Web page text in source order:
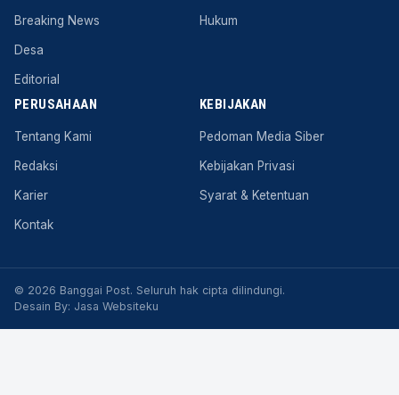
Breaking News
Desa
Editorial
Hukum
PERUSAHAAN
Tentang Kami
Redaksi
Karier
Kontak
KEBIJAKAN
Pedoman Media Siber
Kebijakan Privasi
Syarat & Ketentuan
© 2026 Banggai Post. Seluruh hak cipta dilindungi.
Desain By: Jasa Websiteku